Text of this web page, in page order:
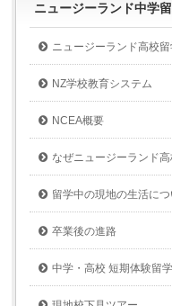
ニュージーランド中学
ニュージーランド高校
NZ学校教育システム
NCEA概要
なぜニュージーランド高
留学中の現地の生活につ
卒業後の進路
中学・高校 短期体験留学